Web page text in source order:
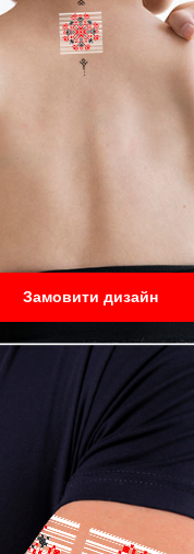
Замовити дизайн